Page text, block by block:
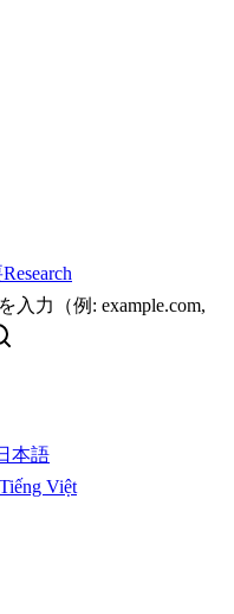
Research
入力（例: example.com,
本語
Tiếng Việt